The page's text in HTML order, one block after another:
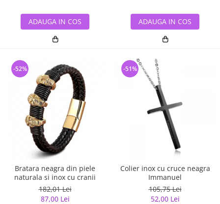
ADAUGA IN COS ADAUGA IN COS
Bratara neagra din piele
naturala si inox cu cranii
182,01 Lei
87,00 Lei
-52%
Colier inox cu cruce neagra
Immanuel
105,75 Lei
52,00 Lei
-51%